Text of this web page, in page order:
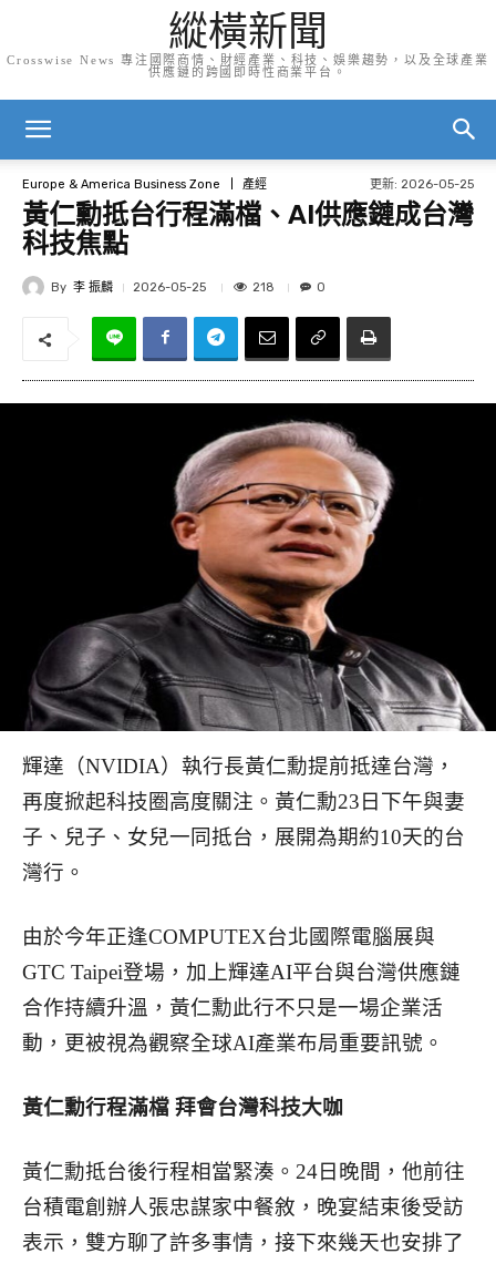
縱橫新聞
Crosswise News 專注國際商情、財經產業、科技、娛樂趨勢，以及全球產業
供應鏈的跨國即時性商業平台。
Europe & America Business Zone 產經 更新: 2026-05-25
黃仁勳抵台行程滿檔、AI供應鏈成台灣
科技焦點
By 李 振麟 2026-05-25 218 0
輝達（NVIDIA）執行長黃仁勳提前抵達台灣，
再度掀起科技圈高度關注。黃仁勳23日下午與妻
子、兒子、女兒一同抵台，展開為期約10天的台
灣行。
由於今年正逢COMPUTEX台北國際電腦展與
GTC Taipei登場，加上輝達AI平台與台灣供應鏈
合作持續升溫，黃仁勳此行不只是一場企業活
動，更被視為觀察全球AI產業布局重要訊號。
黃仁勳行程滿檔 拜會台灣科技大咖
黃仁勳抵台後行程相當緊湊。24日晚間，他前往
台積電創辦人張忠謀家中餐敘，晚宴結束後受訪
表示，雙方聊了許多事情，接下來幾天也安排了